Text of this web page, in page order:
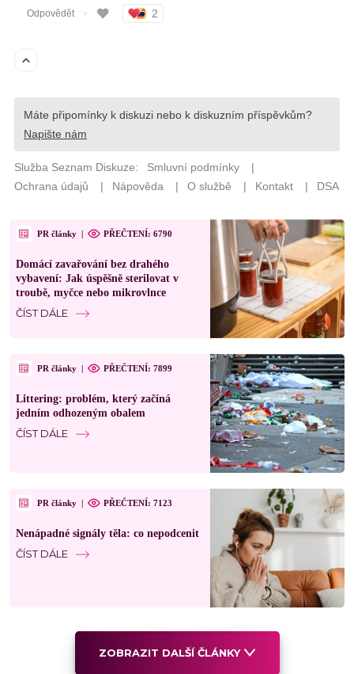
PR články | PŘEČTENÍ: 6790
Domácí zavařování bez drahého
vybavení: Jak úspěšně sterilovat v
troubě, myčce nebo mikrovlnce
ČÍST DÁLE
PR články | PŘEČTENÍ: 7899
Littering: problém, který začíná
jedním odhozeným obalem
ČÍST DÁLE
PR články | PŘEČTENÍ: 7123
Nenápadné signály těla: co nepodcenit
ČÍST DÁLE
ZOBRAZIT DALŠÍ ČLÁNKY